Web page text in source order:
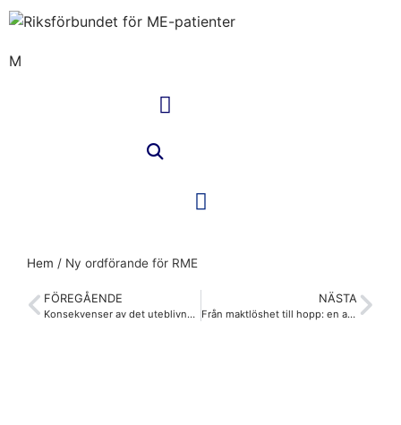
M
Hem / Ny ordförande för RME
FÖREGÅENDE
Konsekvenser av det uteblivna statsbidraget
NÄSTA
Från maktlöshet till hopp: en anhörigs berättelse om ME